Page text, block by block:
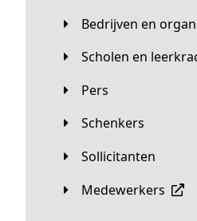
Bedrijven en
Scholen en
Pers
Schenkers
Sollicitanten
Medewerkers